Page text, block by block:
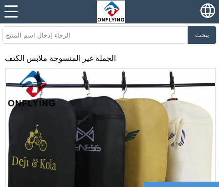
يبحث
الجملة غير المنسوجة ملابس الكتف